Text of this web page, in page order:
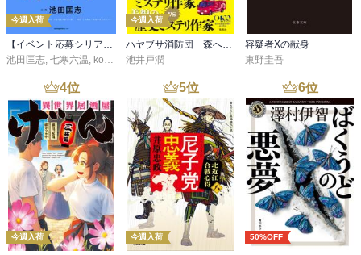
今週入荷
【イベント応募シリアルコード付】池田匡志出演・オーディオフォトブック「あの日」SPECIAL EDITION（音声／動画付）
池田匡志, 七寒六温, konoko58 ,村崎キコ
今週入荷
ハヤブサ消防団 森へつづく道
池井戸潤
容疑者Xの献身
東野圭吾
4位
今週入荷
5位
今週入荷
6位
50%OFF